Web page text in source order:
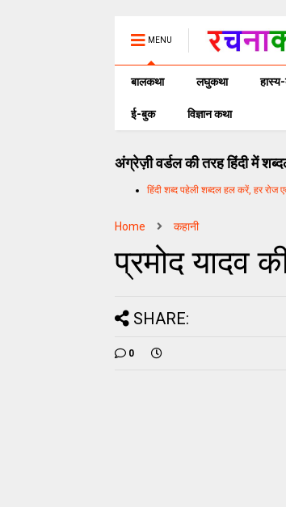
MENU
बालकथा लघुकथा
ई-बुक विज्ञान कथा
अंग्रेज़ी वर्डल की तरह हिंदी में
हिंदी शब्द पहेली शब्दल हल करें, हर रोज
Home कहानी
प्रमोद यादव
SHARE:
0